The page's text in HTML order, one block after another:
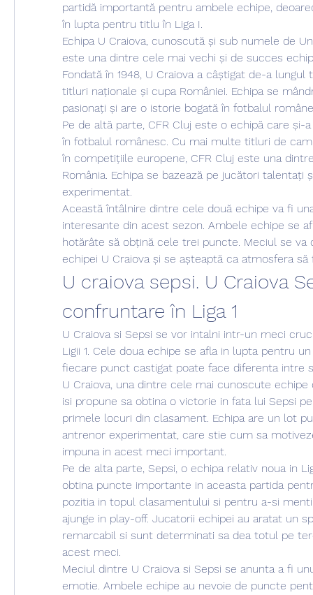
partidă importantă pentru ambele echipe,
în lupta pentru titlu în Liga I.
Echipa U Craiova, cunoscută și sub numele de
este una dintre cele mai vechi și de succes
Fondată în 1948, U Craiova a câștigat de-a
titluri naționale și cupa României. Echipa se
pasionați și are o istorie bogată în fotbalul
Pe de altă parte, CFR Cluj este o echipă care și-
în fotbalul românesc. Cu mai multe titluri de
în competițiile europene, CFR Cluj este una
România. Echipa se bazează pe jucători talentați
experimentat.
Această întâlnire dintre cele două echipe va fi
interesante din acest sezon. Ambele echipe se
hotărâte să obțină cele trei puncte. Meciul se va
echipei U Craiova și se așteaptă ca atmosfera să
U craiova sepsi. U Craiova
confruntare în Liga 1
U Craiova si Sepsi se vor intalni intr-un meci
Ligii 1. Cele doua echipe se afla in lupta pentru
fiecare punct castigat poate face diferenta intre
U Craiova, una dintre cele mai cunoscute echipe
isi propune sa obtina o victorie in fata lui Sepsi
primele locuri din clasament. Echipa are un lot
antrenor experimentat, care stie cum sa
impuna in acest meci important.
Pe de alta parte, Sepsi, o echipa relativ noua in
obtina puncte importante in aceasta partida
pozitia in topul clasamentului si pentru a-si
ajunge in play-off. Jucatorii echipei au aratat un
remarcabil si sunt determinati sa dea totul pe
acest meci.
Meciul dintre U Craiova si Sepsi se anunta a fi
emotie. Ambele echipe au nevoie de puncte